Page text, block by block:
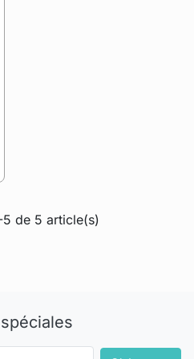
de 5 article(s)